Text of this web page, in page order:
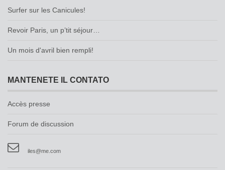
Surfer sur les Canicules!
Revoir Paris, un p’tit séjour…
Un mois d'avril bien rempli!
MANTENETE IL CONTATO
Accès presse
Forum de discussion
iles@me.com